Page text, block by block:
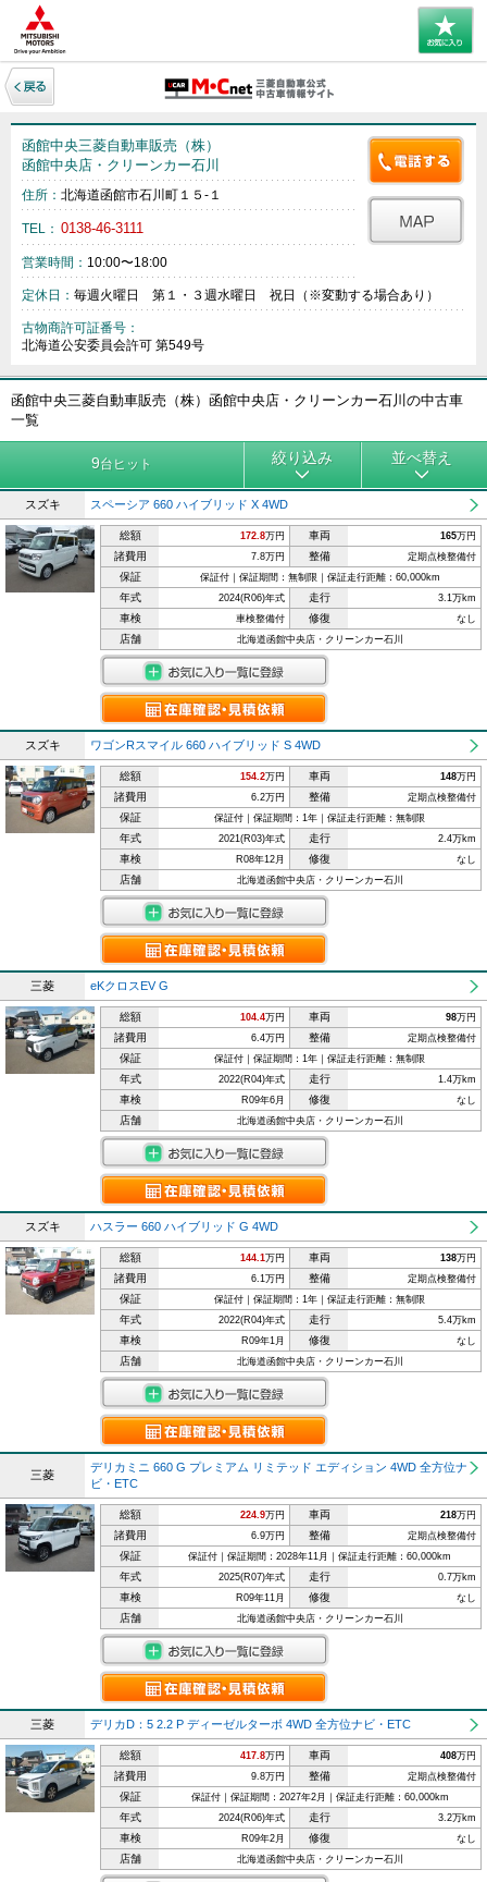
函館中央三菱自動車販売（株）
函館中央店・クリーンカー石川
住所： 北海道函館市石川町１５‐１
TEL： 0138-46-3111
営業時間： 10:00〜18:00
定休日： 毎週火曜日 第１・３週水曜日 祝日（※変動する場合あり）
古物商許可証番号：
北海道公安委員会許可 第549号
函館中央三菱自動車販売（株）函館中央店・クリーンカー石川の中古車
一覧
9台ヒット 絞り込み 並べ替え
スズキ スペーシア 660 ハイブリッド X 4WD
総額 172.8万円 車両 165万円
諸費用 7.8万円 整備 定期点検整備付
保証 保証付｜保証期間：無制限｜保証走行距離：60,000km
年式 2024(R06)年式 走行 3.1万km
車検 車検整備付 修復 なし
店舗 北海道函館中央店・クリーンカー石川
スズキ ワゴンRスマイル 660 ハイブリッド S 4WD
総額 154.2万円 車両 148万円
諸費用 6.2万円 整備 定期点検整備付
保証 保証付｜保証期間：1年｜保証走行距離：無制限
年式 2021(R03)年式 走行 2.4万km
車検 R08年12月 修復 なし
店舗 北海道函館中央店・クリーンカー石川
三菱 eKクロスEV G
総額 104.4万円 車両 98万円
諸費用 6.4万円 整備 定期点検整備付
保証 保証付｜保証期間：1年｜保証走行距離：無制限
年式 2022(R04)年式 走行 1.4万km
車検 R09年6月 修復 なし
店舗 北海道函館中央店・クリーンカー石川
スズキ ハスラー 660 ハイブリッド G 4WD
総額 144.1万円 車両 138万円
諸費用 6.1万円 整備 定期点検整備付
保証 保証付｜保証期間：1年｜保証走行距離：無制限
年式 2022(R04)年式 走行 5.4万km
車検 R09年1月 修復 なし
店舗 北海道函館中央店・クリーンカー石川
三菱
デリカミニ 660 G プレミアム リミテッド エディション 4WD 全方位ナ
ビ・ETC
総額 224.9万円 車両 218万円
諸費用 6.9万円 整備 定期点検整備付
保証 保証付｜保証期間：2028年11月｜保証走行距離：60,000km
年式 2025(R07)年式 走行 0.7万km
車検 R09年11月 修復 なし
店舗 北海道函館中央店・クリーンカー石川
三菱 デリカD：5 2.2 P ディーゼルターボ 4WD 全方位ナビ・ETC
総額 417.8万円 車両 408万円
諸費用 9.8万円 整備 定期点検整備付
保証 保証付｜保証期間：2027年2月｜保証走行距離：60,000km
年式 2024(R06)年式 走行 3.2万km
車検 R09年2月 修復 なし
店舗 北海道函館中央店・クリーンカー石川